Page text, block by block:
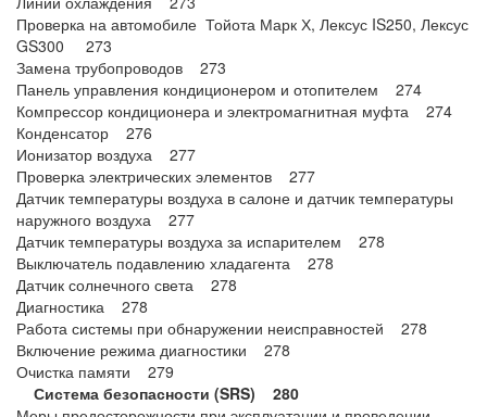
Проверка на автомобиле Тойота Марк Х, Лексус IS250, Лексус
GS300 273
Замена трубопроводов 273
Панель управления кондиционером и отопителем 274
Компрессор кондиционера и электромагнитная муфта 274
Конденсатор 276
Ионизатор воздуха 277
Проверка электрических элементов 277
Датчик температуры воздуха в салоне и датчик температуры
наружного воздуха 277
Датчик температуры воздуха за испарителем 278
Выключатель подавлению хладагента 278
Датчик солнечного света 278
Диагностика 278
Работа системы при обнаружении неисправностей 278
Включение режима диагностики 278
Очистка памяти 279
Система безопасности (SRS) 280